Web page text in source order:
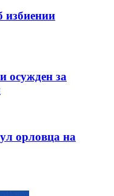
избиении
осужден за
орловца на